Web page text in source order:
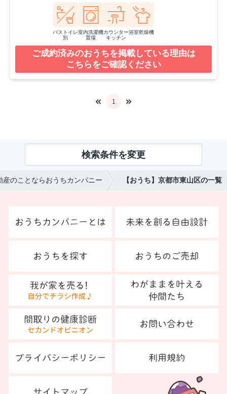
バストイレ
別
室内洗濯機
置場
カウンター
キッチン
浴室乾燥機
ご成約済みのおうちを掲載している理由は
こちらをご確認ください
1
検索条件を変更
産のことならおうちカンパニー 【おうち】京都市東山区の一覧